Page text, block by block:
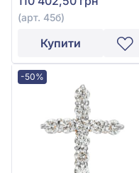
(арт. 45б)
Купити
-50%